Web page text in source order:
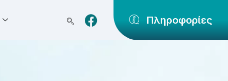
Πληροφορίες